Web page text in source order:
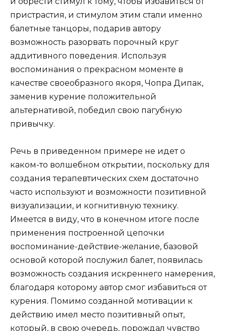
пристрастия, и стимулом этим стали именно
балетные танцоры, подарив автору
возможность разорвать порочный круг
аддитивного поведения. Используя
воспоминания о прекрасном моменте в
качестве своеобразного якоря, Чопра Дипак,
заменив курение положительной
альтернативой, победил свою пагубную
привычку.
Речь в приведенном примере не идет о
каком-то волшебном открытии, поскольку для
создания терапевтических схем достаточно
часто используют и возможности позитивной
визуализации, и когнитивную технику.
Имеется в виду, что в конечном итоге после
применения построенной цепочки
воспоминание-действие-желание, базовой
основой которой послужил балет, появилась
возможность создания искреннего намерения,
благодаря которому автор смог избавиться от
курения. Помимо созданной мотивации к
действию имел место позитивный опыт,
который, в свою очередь, порождал чувство